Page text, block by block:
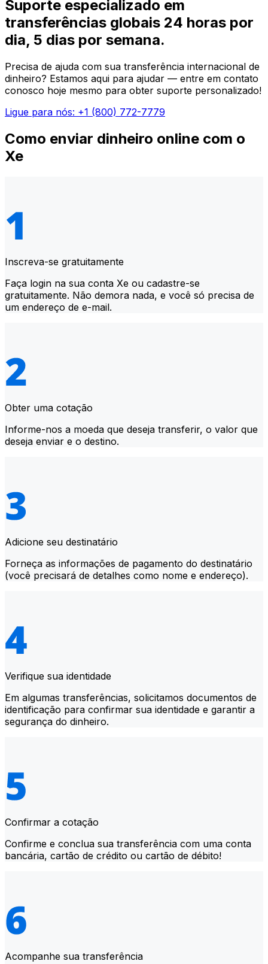
Suporte especializado em
transferências globais 24 horas por
dia, 5 dias por semana.
Precisa de ajuda com sua transferência internacional de
dinheiro? Estamos aqui para ajudar — entre em contato
conosco hoje mesmo para obter suporte personalizado!
Ligue para nós: +1 (800) 772-7779
Como enviar dinheiro online com o
Xe
Inscreva-se gratuitamente
Faça login na sua conta Xe ou cadastre-se
gratuitamente. Não demora nada, e você só precisa de
um endereço de e-mail.
Obter uma cotação
Informe-nos a moeda que deseja transferir, o valor que
deseja enviar e o destino.
Adicione seu destinatário
Forneça as informações de pagamento do destinatário
(você precisará de detalhes como nome e endereço).
Verifique sua identidade
Em algumas transferências, solicitamos documentos de
identificação para confirmar sua identidade e garantir a
segurança do dinheiro.
Confirmar a cotação
Confirme e conclua sua transferência com uma conta
bancária, cartão de crédito ou cartão de débito!
Acompanhe sua transferência